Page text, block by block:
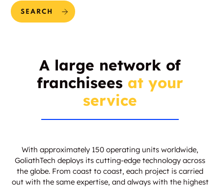
SEARCH
A large network of
franchisees at your
service
With approximately 150 operating units worldwide,
GoliathTech deploys its cutting-edge technology across
the globe. From coast to coast, each project is carried
out with the same expertise, and always with the highest